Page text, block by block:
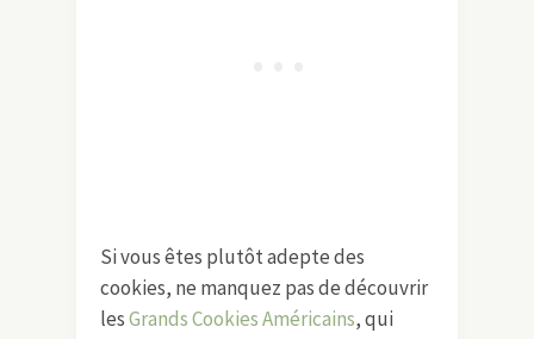
Si vous êtes plutôt adepte des
cookies, ne manquez pas de découvrir
lesGrands Cookies Américains, qui